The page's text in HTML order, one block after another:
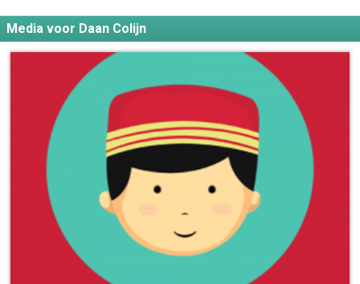
Media voor Daan Colijn